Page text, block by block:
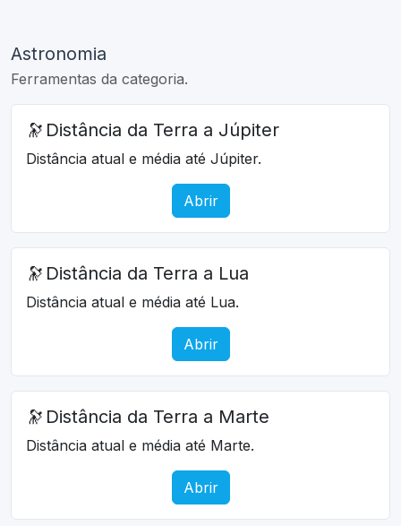
Astronomia
Ferramentas da categoria.
🔭 Distância da Terra a Júpiter
Distância atual e média até Júpiter.
Abrir
🔭 Distância da Terra a Lua
Distância atual e média até Lua.
Abrir
🔭 Distância da Terra a Marte
Distância atual e média até Marte.
Abrir